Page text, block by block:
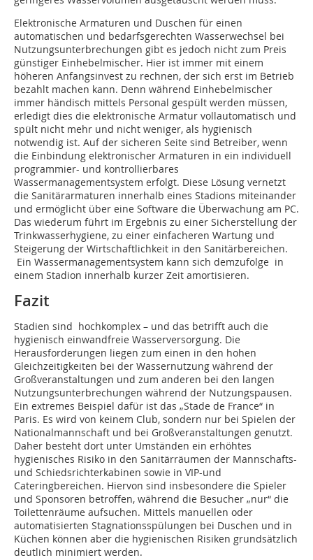
Elektronische Armaturen und Duschen für einen
automatischen und bedarfsgerechten Wasserwechsel bei
Nutzungsunterbrechungen gibt es jedoch nicht zum Preis
günstiger Einhebelmischer. Hier ist immer mit einem
höheren Anfangsinvest zu rechnen, der sich erst im Betrieb
bezahlt machen kann. Denn während Einhebelmischer
immer händisch mittels Personal gespült werden müssen,
erledigt dies die elektronische Armatur vollautomatisch und
spült nicht mehr und nicht weniger, als hygienisch
notwendig ist. Auf der sicheren Seite sind Betreiber, wenn
die Einbindung elektronischer Armaturen in ein individuell
programmier- und kontrollierbares
Wassermanagementsystem erfolgt. Diese Lösung vernetzt
die Sanitärarmaturen innerhalb eines Stadions miteinander
und ermöglicht über eine Software die Überwachung am PC.
Das wiederum führt im Ergebnis zu einer Sicherstellung der
Trinkwasserhygiene, zu einer einfacheren Wartung und
Steigerung der Wirtschaftlichkeit in den Sanitärbereichen.
Ein Wassermanagementsystem kann sich demzufolge in
einem Stadion innerhalb kurzer Zeit amortisieren.
Fazit
Stadien sind hochkomplex – und das betrifft auch die
hygienisch einwandfreie Wasserversorgung. Die
Herausforderungen liegen zum einen in den hohen
Gleichzeitigkeiten bei der Wassernutzung während der
Großveranstaltungen und zum anderen bei den langen
Nutzungsunterbrechungen während der Nutzungspausen.
Ein extremes Beispiel dafür ist das „Stade de France“ in
Paris. Es wird von keinem Club, sondern nur bei Spielen der
Nationalmannschaft und bei Großveranstaltungen genutzt.
Daher besteht dort unter Umständen ein erhöhtes
hygienisches Risiko in den Sanitärräumen der Mannschafts-
und Schiedsrichterkabinen sowie in VIP-und
Cateringbereichen. Hiervon sind insbesondere die Spieler
und Sponsoren betroffen, während die Besucher „nur“ die
Toilettenräume aufsuchen. Mittels manuellen oder
automatisierten Stagnationsspülungen bei Duschen und in
Küchen können aber die hygienischen Risiken grundsätzlich
deutlich minimiert werden.